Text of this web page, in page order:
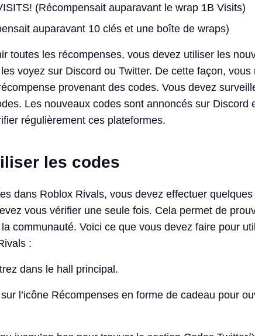
(Récompensait auparavant le wrap 1B Visits)
auparavant 10 clés et une boîte de wraps)
toutes les récompenses, vous devez utiliser les
voyez sur Discord ou Twitter. De cette façon, vous
provenant des codes. Vous devez
Les nouveaux codes sont annoncés sur Discord
régulièrement ces plateformes.
les codes
dans Roblox Rivals, vous devez effectuer quelques
vous vérifier une seule fois. Cela permet de
communauté. Voici ce que vous devez faire pour
:
dans le hall principal.
l’icône Récompenses en forme de cadeau pour